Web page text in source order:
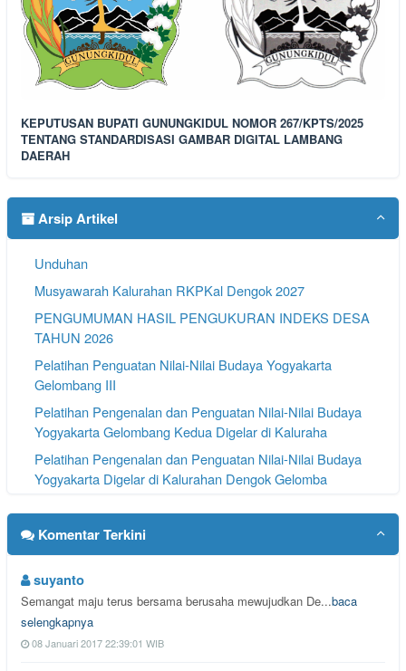
KEPUTUSAN BUPATI GUNUNGKIDUL NOMOR 267/KPTS/2025
TENTANG STANDARDISASI GAMBAR DIGITAL LAMBANG
DAERAH
Arsip Artikel
Unduhan
Musyawarah Kalurahan RKPKal Dengok 2027
PENGUMUMAN HASIL PENGUKURAN INDEKS DESA
TAHUN 2026
Pelatihan Penguatan Nilai-Nilai Budaya Yogyakarta
Gelombang III
Pelatihan Pengenalan dan Penguatan Nilai-Nilai Budaya
Yogyakarta Gelombang Kedua Digelar di Kaluraha
Pelatihan Pengenalan dan Penguatan Nilai-Nilai Budaya
Yogyakarta Digelar di Kalurahan Dengok Gelomba
Komentar Terkini
suyanto
Semangat maju terus bersama berusaha mewujudkan De...baca
selengkapnya
08 Januari 2017 22:39:01 WIB